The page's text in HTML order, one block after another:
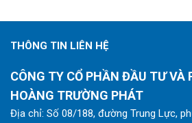
THÔNG TIN LIÊN HỆ
CÔNG TY CỔ PHẦN ĐẦU TƯ VÀ
HOÀNG TRƯỜNG PHÁT
Địa chỉ: Số 08/188, đường Trung Lực,